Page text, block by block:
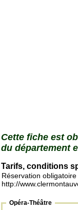
Cette fiche est
du département
Tarifs, conditions
Réservation obligatoire
http://
Opéra-Théâtre